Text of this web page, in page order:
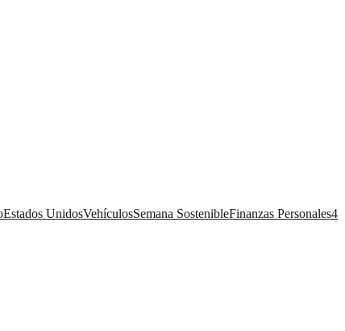
Estados UnidosVehículosSemana SostenibleFinanzas Personales4